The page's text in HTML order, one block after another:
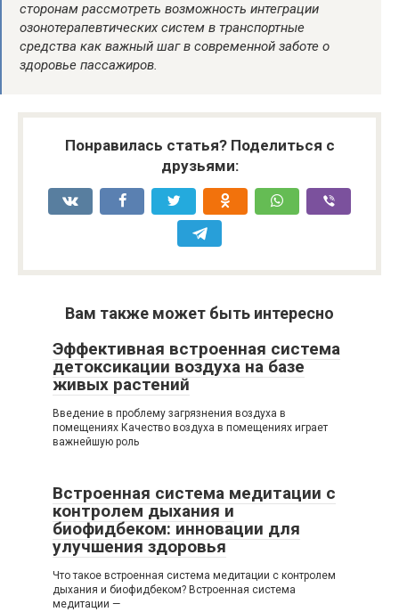
сторонам рассмотреть возможность интеграции
озонотерапевтических систем в транспортные
средства как важный шаг в современной заботе о
здоровье пассажиров.
Понравилась статья? Поделиться с
друзьями:
Вам также может быть интересно
Эффективная встроенная система
детоксикации воздуха на базе
живых растений
Введение в проблему загрязнения воздуха в
помещениях Качество воздуха в помещениях играет
важнейшую роль
Встроенная система медитации с
контролем дыхания и
биофидбеком: инновации для
улучшения здоровья
Что такое встроенная система медитации с контролем
дыхания и биофидбеком? Встроенная система
медитации —